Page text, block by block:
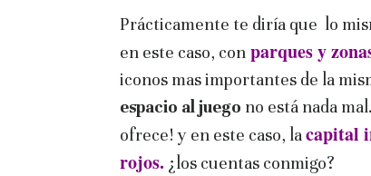
Prácticamente te diría que lo
en este caso, con parques y
iconos mas importantes de la
espacio al juego no está nada
ofrece! y en este caso, lacapital
rojos. ¿los cuentas conmigo?